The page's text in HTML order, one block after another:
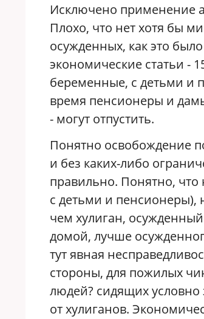
Исключено применение
Плохо, что нет хотя бы
осужденных, как это
экономические статьи -
беременные, с детьми и
время пенсионеры и
- могут отпустить.
Понятно освобождение
и без каких-либо
правильно. Понятно,
с детьми и пенсионеры),
чем хулиган,
домой, лучше
тут явная
стороны, для пожилых
людей? сидящих
от хулиганов.